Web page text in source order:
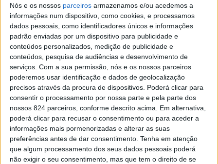
Nós e os nossos parceiros armazenamos e/ou acedemos a
informações num dispositivo, como cookies, e processamos
dados pessoais, como identificadores únicos e informações
padrão enviadas por um dispositivo para publicidade e
conteúdos personalizados, medição de publicidade e
conteúdos, pesquisa de audiências e desenvolvimento de
serviços. Com a sua permissão, nós e os nossos parceiros
poderemos usar identificação e dados de geolocalização
precisos através da procura de dispositivos. Poderá clicar para
consentir o processamento por nossa parte e pela parte dos
nossos 824 parceiros, conforme descrito acima. Em alternativa,
poderá clicar para recusar o consentimento ou para aceder a
informações mais pormenorizadas e alterar as suas
preferências antes de dar consentimento. Tenha em atenção
que algum processamento dos seus dados pessoais poderá
não exigir o seu consentimento, mas que tem o direito de se
Cup 2022
> Competição decorre no próximo fim de semana no
Pavilhão Dr. Salvador Machado.